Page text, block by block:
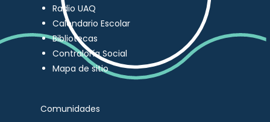
Radio UAQ
Calendario Escolar
Bibliotecas
Contraloría Social
Mapa de sitio
Comunidades